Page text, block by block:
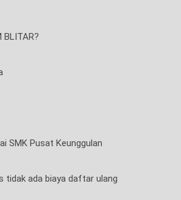
BLITAR?
SMK Pusat Keunggulan
tidak ada biaya daftar ulang